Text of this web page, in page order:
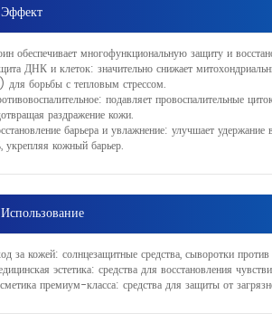
Эффект
обеспечивает многофункциональную защиту и
ДНК и клеток: значительно снижает
для борьбы с тепловым стрессом.
подавляет провоспалительные
раздражение кожи.
барьера и увлажнение: улучшает
укрепляя кожный барьер.
Использование
за кожей: солнцезащитные средства, сыворотки
эстетика: средства для восстановления
премиум-класса: средства для защиты от